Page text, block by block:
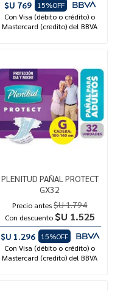
$U 769
15%OFF
Con Visa (débito o crédito) o
Mastercard (credito) del BBVA
PLENITUD PAÑAL PROTECT
GX32
Precio antes $U 1.794
Con descuento $U 1.525
$U 1.296
15%OFF
Con Visa (débito o crédito) o
Mastercard (credito) del BBVA